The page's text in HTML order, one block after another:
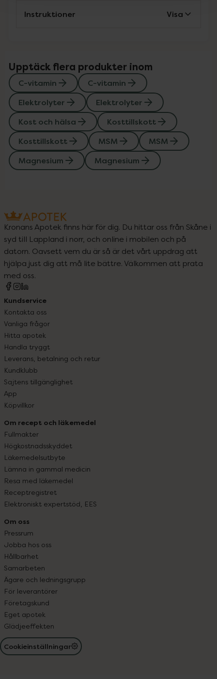
Instruktioner Visa
Upptäck flera produkter inom
C-vitamin
C-vitamin
Elektrolyter
Elektrolyter
Kost och hälsa
Kosttillskott
Kosttillskott
MSM
MSM
Magnesium
Magnesium
Kronans Apotek finns här för dig. Du hittar oss från Skåne i
syd till Lappland i norr, och online i mobilen och på
datorn. Oavsett vem du är så är det vårt uppdrag att
hjälpa just dig att må lite bättre. Välkommen att prata
med oss.
Kundservice
Kontakta oss
Vanliga frågor
Hitta apotek
Handla tryggt
Leverans, betalning och retur
Kundklubb
Sajtens tillgänglighet
App
Köpvillkor
Om recept och läkemedel
Fullmakter
Högkostnadsskyddet
Läkemedelsutbyte
Lämna in gammal medicin
Resa med läkemedel
Receptregistret
Elektroniskt expertstöd, EES
Om oss
Pressrum
Jobba hos oss
Hållbarhet
Samarbeten
Ägare och ledningsgrupp
För leverantörer
Företagskund
Eget apotek
Glädjeeffekten
Cookieinställningar